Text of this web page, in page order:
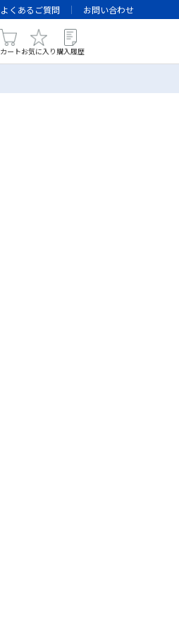
よくあるご質問 お問い合わせ
カートお気に入り 購入履歴